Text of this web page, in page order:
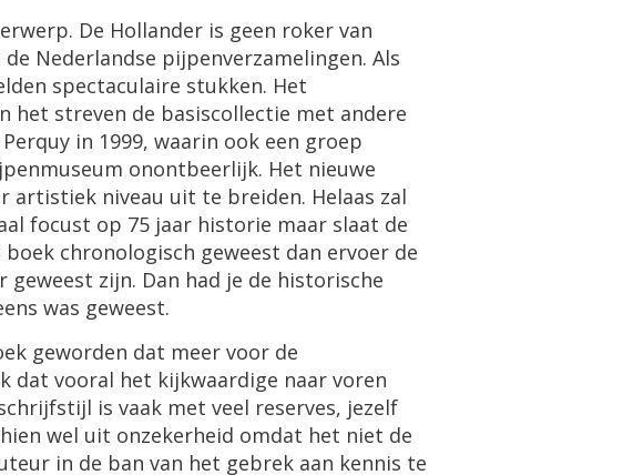
. De Hollander is geen roker van
de Nederlandse pijpenverzamelingen. Als
spectaculaire stukken. Het
het streven de basiscollectie met andere
Perquy in 1999, waarin ook een groep
onontbeerlijk. Het nieuwe
artistiek niveau uit te breiden. Helaas zal
focust op 75 jaar historie maar slaat de
boek chronologisch geweest dan ervoer de
geweest zijn. Dan had je de historische
was geweest.
geworden dat meer voor de
dat vooral het kijkwaardige naar voren
is vaak met veel reserves, jezelf
wel uit onzekerheid omdat het niet de
in de ban van het gebrek aan kennis te